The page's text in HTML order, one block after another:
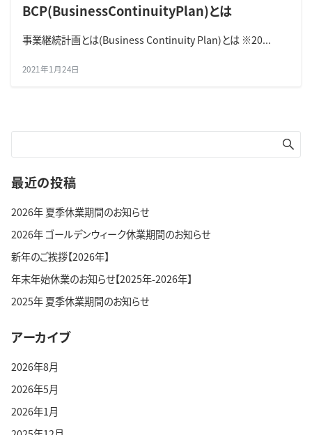
BCP(BusinessContinuityPlan)とは
事業継続計画とは(Business Continuity Plan)とは ※20...
2021年1月24日
最近の投稿
2026年 夏季休業期間のお知らせ
2026年 ゴールデンウィーク休業期間のお知らせ
新年のご挨拶【2026年】
年末年始休業のお知らせ【2025年-2026年】
2025年 夏季休業期間のお知らせ
アーカイブ
2026年8月
2026年5月
2026年1月